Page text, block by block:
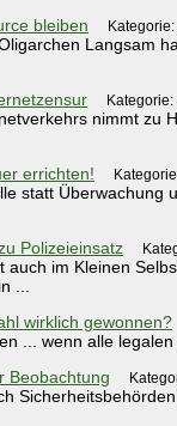
bleiben
Langsam
nimmt zu
errichten!
statt Überwachung
Polizeieinsatz
auch im Kleinen
...
wirklich gewonnen?
... wenn alle
Beobachtung